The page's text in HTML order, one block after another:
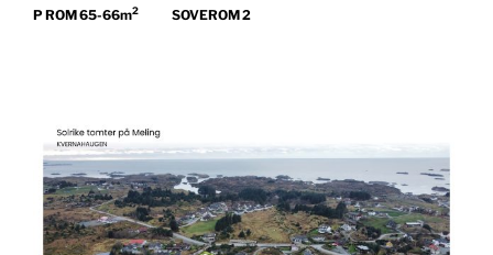
P ROM 65-66m2 SOVEROM 2